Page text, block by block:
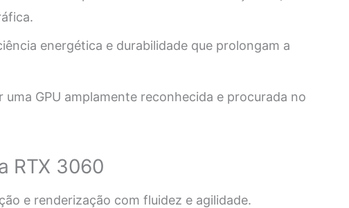
energética e durabilidade que prolongam a
uma GPU amplamente reconhecida e procurada no
RTX 3060
e renderização com fluidez e agilidade.